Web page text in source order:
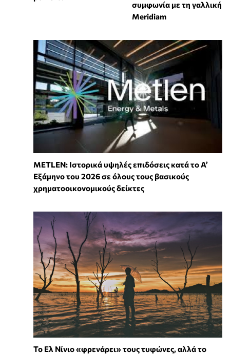
συμφωνία με τη γαλλική
Meridiam
METLEN: Ιστορικά υψηλές επιδόσεις κατά το Α’
Εξάμηνο του 2026 σε όλους τους βασικούς
χρηματοοικονομικούς δείκτες
Το Ελ Νίνιο «φρενάρει» τους τυφώνες, αλλά το